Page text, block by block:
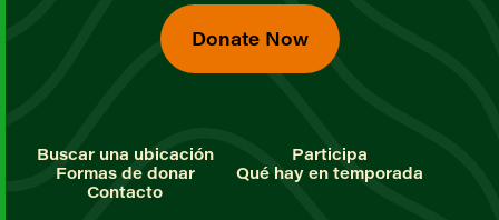
Donate Now
Buscar una ubicación
Participa
Formas de donar
Qué hay en temporada
Contacto